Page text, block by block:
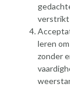
verstrikt
leren
zonder